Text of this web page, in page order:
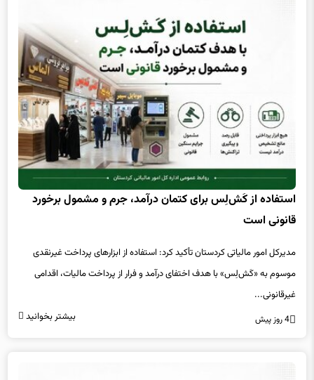
استفاده از کَش‌لِس برای کتمان درآمد، جرم و مشمول برخورد
قانونی است
مدیرکل امور مالیاتی کردستان تأکید کرد: استفاده از ابزارهای پرداخت غیرنقدی
موسوم به «کَش‌لِس» با هدف اختفای درآمد و فرار از پرداخت مالیات، اقدامی
غیرقانونی...
4 روز پیش بیشتر بخوانید